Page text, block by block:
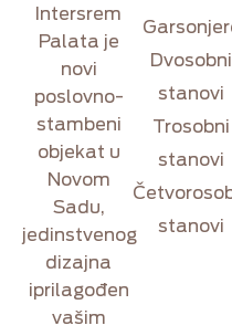
Intersrem
Palata je
novi
poslovno-
stambeni
objekat u
Novom
Sadu,
jedinstvenog
dizajna
iprilagođen
vašim
Dvosobni
stanovi
Trosobni
stanovi
stanovi